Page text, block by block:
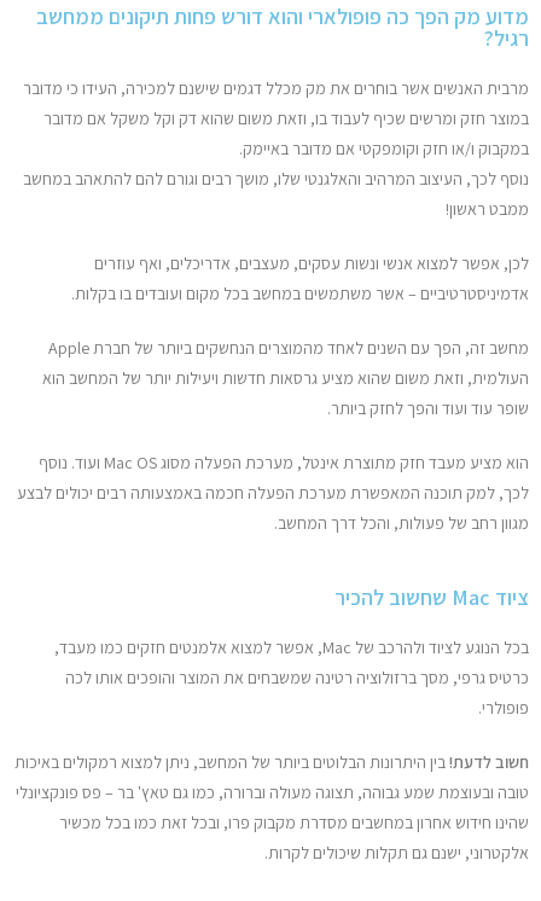
מדוע מק הפך כה פופולארי והוא דורש פחות תיקונים ממחשב
רגיל?
מרבית האנשים אשר בוחרים את מק מכלל דגמים שישנם למכירה, העידו כי מדובר
במוצר חזק ומרשים שכיף לעבוד בו, וזאת משום שהוא דק וקל משקל אם מדובר
במקבוק ו/או חזק וקומפקטי אם מדובר באיימק.
נוסף לכך, העיצוב המרהיב והאלגנטי שלו, מושך רבים וגורם להם להתאהב במחשב
ממבט ראשון!
לכן, אפשר למצוא אנשי ונשות עסקים, מעצבים, אדריכלים, ואף עוזרים
אדמיניסטרטיביים – אשר משתמשים במחשב בכל מקום ועובדים בו בקלות.
מחשב זה, הפך עם השנים לאחד מהמוצרים הנחשקים ביותר של חברת Apple
העולמית, וזאת משום שהוא מציע גרסאות חדשות ויעילות יותר של המחשב הוא
שופר עוד ועוד והפך לחזק ביותר.
הוא מציע מעבד חזק מתוצרת אינטל, מערכת הפעלה מסוג Mac OS ועוד. נוסף
לכך, למק תוכנה המאפשרת מערכת הפעלה חכמה באמצעותה רבים יכולים לבצע
מגוון רחב של פעולות, והכל דרך המחשב.
ציוד Mac שחשוב להכיר
בכל הנוגע לציוד ולהרכב של Mac, אפשר למצוא אלמנטים חזקים כמו מעבד,
כרטיס גרפי, מסך ברזולוציה רטינה שמשבחים את המוצר והופכים אותו לכה
פופולרי.
חשוב לדעת!בין היתרונות הבלוטים ביותר של המחשב, ניתן למצוא רמקולים באיכות
טובה ובעוצמת שמע גבוהה, תצוגה מעולה וברורה, כמו גם טאץ' בר – פס פונקציונלי
שהינו חידוש אחרון במחשבים מסדרת מקבוק פרו, ובכל זאת כמו בכל מכשיר
אלקטרוני, ישנם גם תקלות שיכולים לקרות.